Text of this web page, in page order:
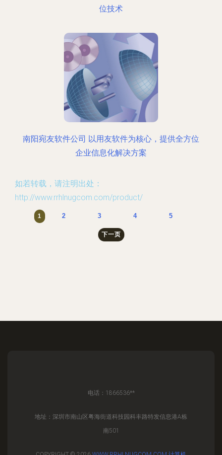
位技术
南阳宛友软件公司 以用友软件为核心，提供全方位
企业信息化解决方案
如若转载，请注明出处：
http://www.rrhlnugcom.com/product/
1 2 3 4 5
下一页
电话：1866536**
地址：深圳市南山区粤海街道科技园科丰路特发信息港A栋
南501